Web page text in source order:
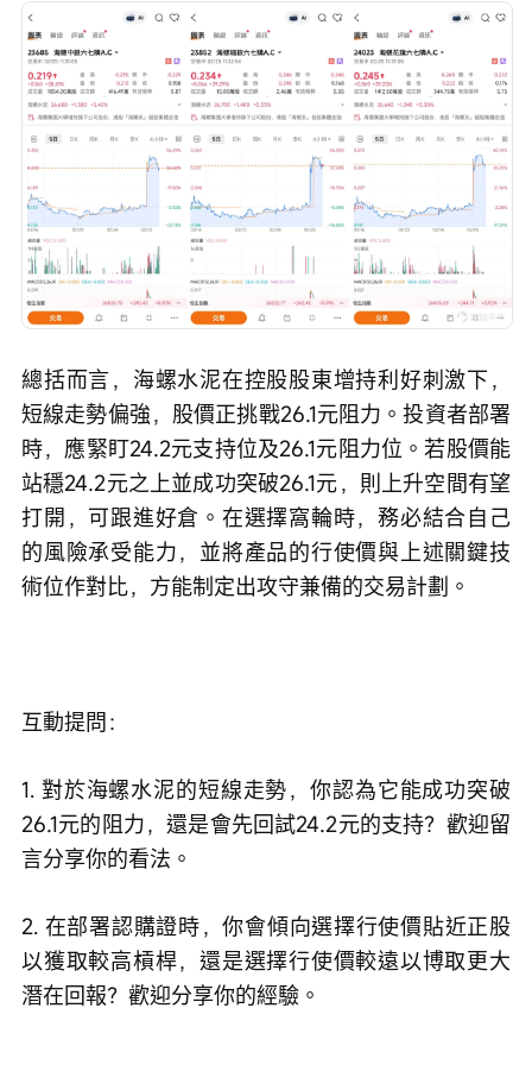
總括而言，海螺水泥在控股股東增持利好刺激下，
短線走勢偏強，股價正挑戰26.1元阻力。投資者部署
時，應緊盯24.2元支持位及26.1元阻力位。若股價能
站穩24.2元之上並成功突破26.1元，則上升空間有望
打開，可跟進好倉。在選擇窩輪時，務必結合自己
的風險承受能力，並將產品的行使價與上述關鍵技
術位作對比，方能制定出攻守兼備的交易計劃。
互動提問：
1. 對於海螺水泥的短線走勢，你認為它能成功突破
26.1元的阻力，還是會先回試24.2元的支持？歡迎留
言分享你的看法。
2. 在部署認購證時，你會傾向選擇行使價貼近正股
以獲取較高槓桿，還是選擇行使價較遠以博取更大
潛在回報？歡迎分享你的經驗。